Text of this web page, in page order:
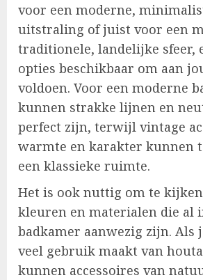
voor een moderne,
uitstraling of juist voor een
traditionele, landelijke sfeer,
opties beschikbaar om aan
voldoen. Voor een moderne
kunnen strakke lijnen en
perfect zijn, terwijl vintage
warmte en karakter kunnen
een klassieke ruimte.
Het is ook nuttig om te
kleuren en materialen die al
badkamer aanwezig zijn. Als
veel gebruik maakt van
kunnen accessoires van